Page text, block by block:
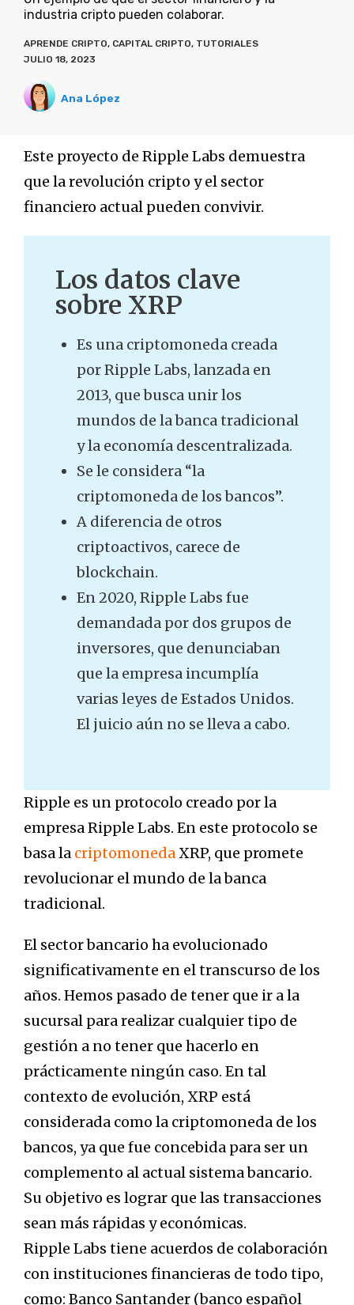
industria cripto pueden colaborar.
APRENDE CRIPTO, CAPITAL CRIPTO, TUTORIALES
JULIO 18, 2023
Ana López
Este proyecto de Ripple Labs demuestra
que la revolución cripto y el sector
financiero actual pueden convivir.
Los datos clave
sobre XRP
Es una criptomoneda creada
por Ripple Labs, lanzada en
2013, que busca unir los
mundos de la banca tradicional
y la economía descentralizada.
Se le considera “la
criptomoneda de los bancos”.
A diferencia de otros
criptoactivos, carece de
blockchain.
En 2020, Ripple Labs fue
demandada por dos grupos de
inversores, que denunciaban
que la empresa incumplía
varias leyes de Estados Unidos.
El juicio aún no se lleva a cabo.
Ripple es un protocolo creado por la
empresa Ripple Labs. En este protocolo se
basa la criptomonedaXRP, que promete
revolucionar el mundo de la banca
tradicional.
El sector bancario ha evolucionado
significativamente en el transcurso de los
años. Hemos pasado de tener que ir a la
sucursal para realizar cualquier tipo de
gestión a no tener que hacerlo en
prácticamente ningún caso. En tal
contexto de evolución, XRP está
considerada como la criptomoneda de los
bancos, ya que fue concebida para ser un
complemento al actual sistema bancario.
Su objetivo es lograr que las transacciones
sean más rápidas y económicas.
Ripple Labs tiene acuerdos de colaboración
con instituciones financieras de todo tipo,
como: Banco Santander (banco español